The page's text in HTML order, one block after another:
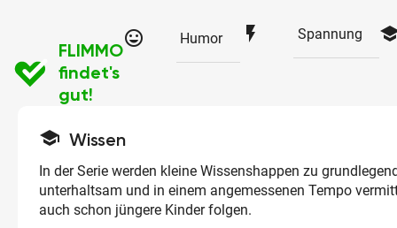
FLIMMO
findet's
gut!
tag_faces Humor flash_on Spannung
school Wissen
In der Serie werden kleine Wissenshappen zu
unterhaltsam und in einem angemessenen Tempo
auch schon jüngere Kinder folgen.